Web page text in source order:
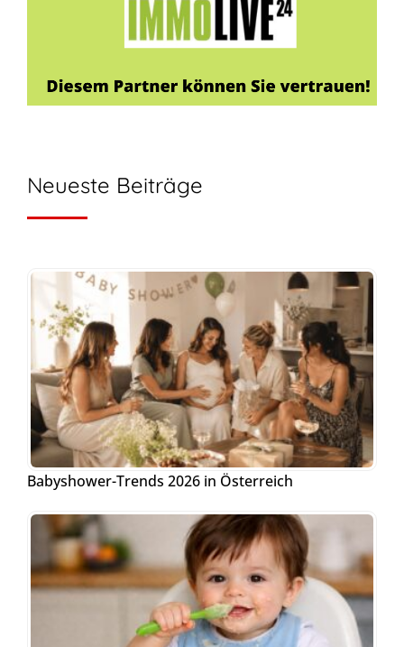
Neueste Beiträge
Babyshower-Trends 2026 in Österreich